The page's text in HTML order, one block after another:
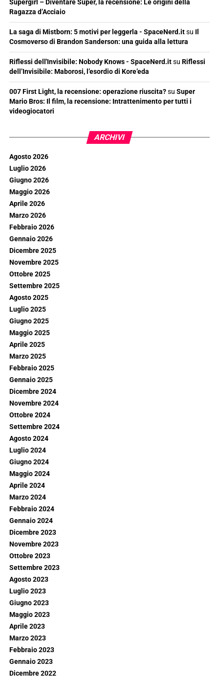
Supergirl – Diventare Super, la recensione: Le origini della
Ragazza d’Acciaio
La saga di Mistborn: 5 motivi per leggerla - SpaceNerd.itsu Il
Cosmoverso di Brandon Sanderson: una guida alla lettura
Riflessi dell'Invisibile: Nobody Knows - SpaceNerd.itsu Riflessi
dell’Invisibile: Maborosi, l’esordio di Kore’eda
007 First Light, la recensione: operazione riuscita?su Super
Mario Bros: Il film, la recensione: Intrattenimento per tutti i
videogiocatori
ARCHIVI
Agosto 2026
Luglio 2026
Giugno 2026
Maggio 2026
Aprile 2026
Marzo 2026
Febbraio 2026
Gennaio 2026
Dicembre 2025
Novembre 2025
Ottobre 2025
Settembre 2025
Agosto 2025
Luglio 2025
Giugno 2025
Maggio 2025
Aprile 2025
Marzo 2025
Febbraio 2025
Gennaio 2025
Dicembre 2024
Novembre 2024
Ottobre 2024
Settembre 2024
Agosto 2024
Luglio 2024
Giugno 2024
Maggio 2024
Aprile 2024
Marzo 2024
Febbraio 2024
Gennaio 2024
Dicembre 2023
Novembre 2023
Ottobre 2023
Settembre 2023
Agosto 2023
Luglio 2023
Giugno 2023
Maggio 2023
Aprile 2023
Marzo 2023
Febbraio 2023
Gennaio 2023
Dicembre 2022